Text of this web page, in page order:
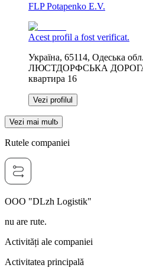
FLP Potapenko E.V.
Acest profil a fost verificat.
Україна, 65114, Одеська
ЛЮСТДОРФСЬКА ДОРОГА ,
квартира 16
Vezi profilul
Vezi mai mult
Rutele companiei
OOO "DLzh Logistik"
nu are rute.
Activități ale companiei
Activitatea principală